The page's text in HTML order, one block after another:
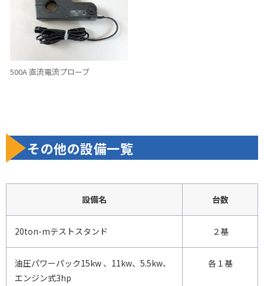
500A 直流電流プローブ
その他の設備一覧
設備名 台数
20ton-mテストスタンド ２基
油圧パワーパック15kw 、11kw、5.5kw、
エンジン式3hp
各１基